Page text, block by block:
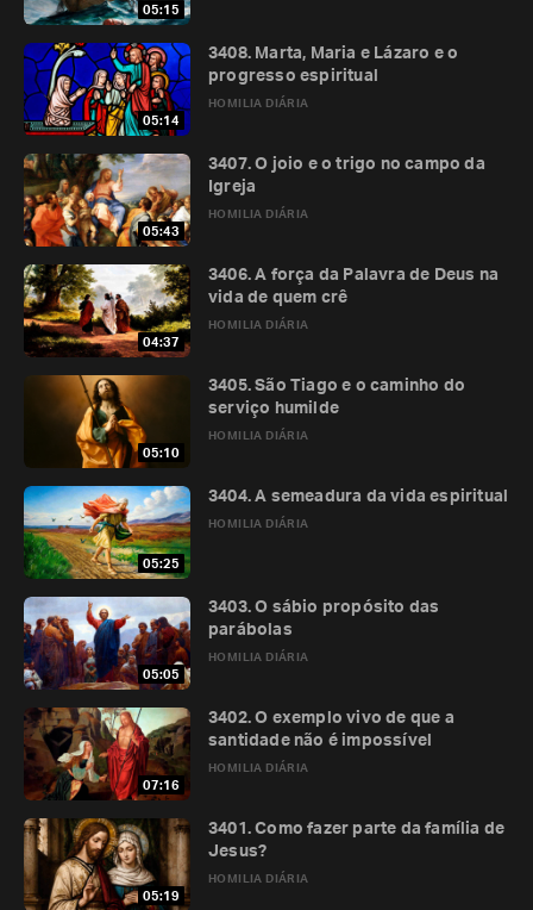
05:15
05:14
HOMILIA DIÁRIA
3408. Marta, Maria e Lázaro e o
progresso espiritual
05:43
HOMILIA DIÁRIA
3407. O joio e o trigo no campo da
Igreja
04:37
HOMILIA DIÁRIA
3406. A força da Palavra de Deus na
vida de quem crê
05:10
HOMILIA DIÁRIA
3405. São Tiago e o caminho do
serviço humilde
05:25
HOMILIA DIÁRIA
3404. A semeadura da vida espiritual
05:05
HOMILIA DIÁRIA
3403. O sábio propósito das
parábolas
07:16
HOMILIA DIÁRIA
3402. O exemplo vivo de que a
santidade não é impossível
05:19
HOMILIA DIÁRIA
3401. Como fazer parte da família de
Jesus?